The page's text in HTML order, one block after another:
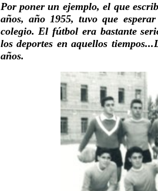
Por poner un ejemplo, el que
años, año 1955, tuvo que
colegio. El fútbol era bastante
los deportes en aquellos
años.